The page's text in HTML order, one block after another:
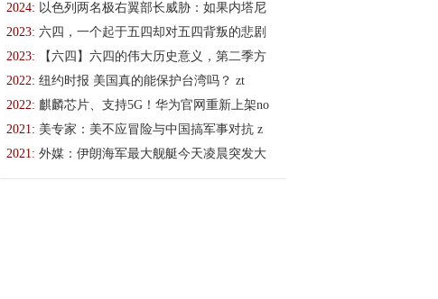
2024: 以色列两名极右翼部长威胁：如果内塔尼
2023: 六四，一个起于五四却对五四背叛的悲剧
2023:
【六四】六四的伟大历史意义，第二季方
2022: 纽约时报 美国真的能保护台湾吗？ zt
2022: 麒麟芯片、支持5G！华为官网重新上架no
2021: 美专家：美不应冒险与中国搞军事对抗 z
2021: 外媒：伊朗海军最大舰艇今天凌晨突发大